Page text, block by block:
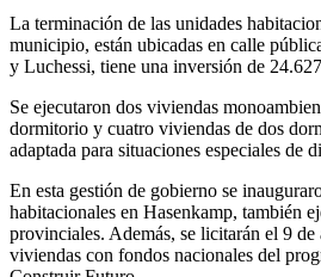
La terminación de las unidades
municipio, están ubicadas en calle
y Luchessi, tiene una inversión de
Se ejecutaron dos viviendas
dormitorio y cuatro viviendas de dos
adaptada para situaciones especiales de
En esta gestión de gobierno se
habitacionales en Hasenkamp, también
provinciales. Además, se licitarán el 9 de
viviendas con fondos nacionales del